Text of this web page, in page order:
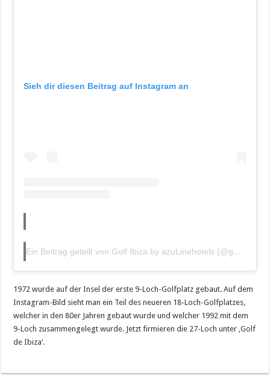
Sieh dir diesen Beitrag auf Instagram an
Ein Beitrag geteilt von Golf Ibiza by azuLinehotels (@golfibiza)
1972 wurde auf der Insel der erste 9-Loch-Golfplatz gebaut. Auf dem
Instagram-Bild sieht man ein Teil des neueren 18-Loch-Golfplatzes,
welcher in den 80er Jahren gebaut wurde und welcher 1992 mit dem
9-Loch zusammengelegt wurde. Jetzt firmieren die 27-Loch unter ‚Golf
de Ibiza‘.